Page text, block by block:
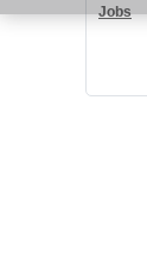
Jobs